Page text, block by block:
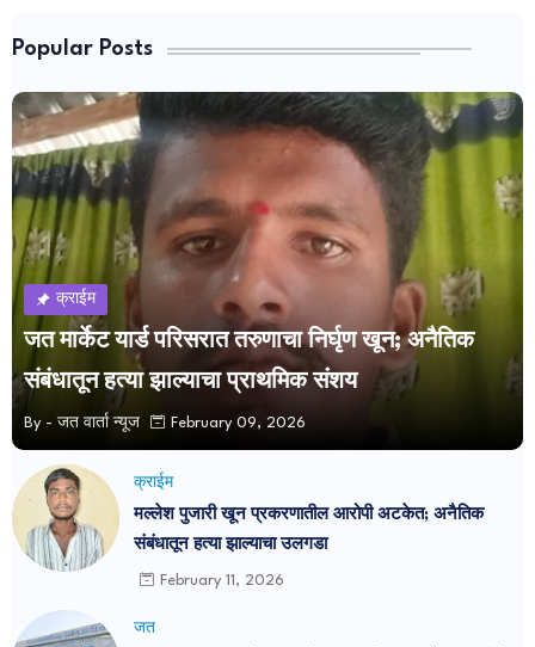
Popular Posts
क्राईम
जत मार्केट यार्ड परिसरात तरुणाचा निर्घृण खून; अनैतिक
संबंधातून हत्या झाल्याचा प्राथमिक संशय
By - जत वार्ता न्यूज February 09, 2026
क्राईम
मल्लेश पुजारी खून प्रकरणातील आरोपी अटकेत; अनैतिक
संबंधातून हत्या झाल्याचा उलगडा
February 11, 2026
जत